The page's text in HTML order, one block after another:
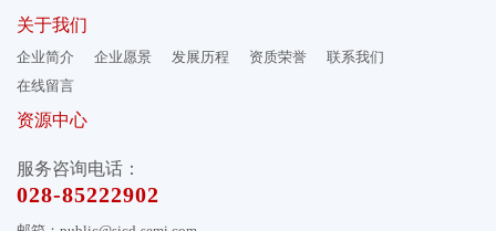
关于我们
企业简介 企业愿景 发展历程 资质荣誉
联系我们
在线留言
资源中心
服务咨询电话：
028-85222902